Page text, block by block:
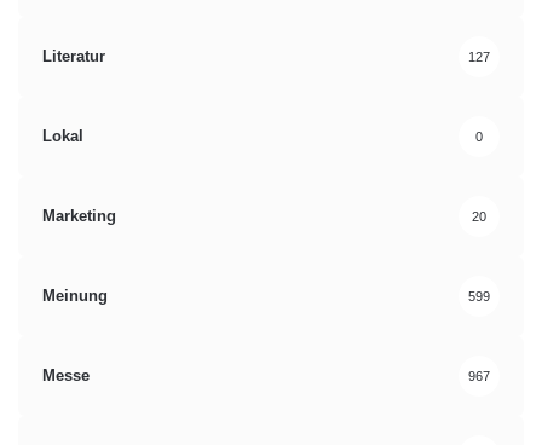
Literatur 127
Lokal 0
Marketing 20
Meinung 599
Messe 967